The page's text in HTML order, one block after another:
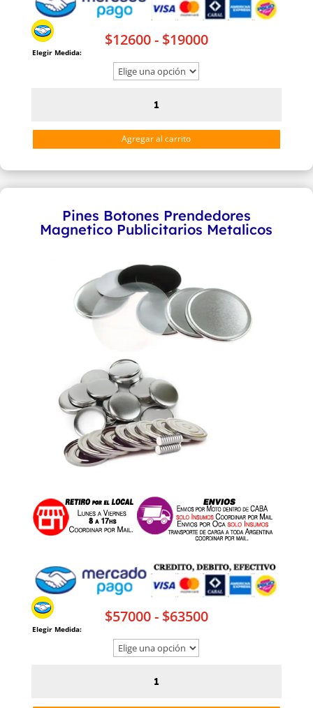
$12600- $19000Rango
hasta
$19000
Elegir Medida:
Prendedores
Publicitarios
Metalicos
cantidad
Agregar al carrito
Pines Botones Prendedores
Magnetico Publicitarios Metalicos
$57000- $63500Rango
Elegir Medida: